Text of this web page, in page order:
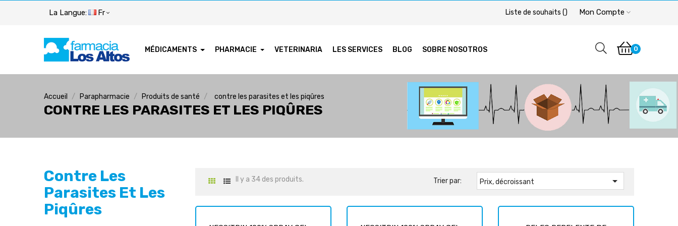
La Langue: Fr Mon Compte
Liste de souhaits ()
MÉDICAMENTS PHARMACIE VETERINARIA LES SERVICES BLOG SOBRE NOSOTROS 0
Accueil Parapharmacie Produits de santé contre les parasites et les piqûres
CONTRE LES PARASITES ET LES PIQÛRES
Contre Les
Parasites Et Les
Piqûres
Il y a 34 des produits. Trier par: Prix, décroissant 